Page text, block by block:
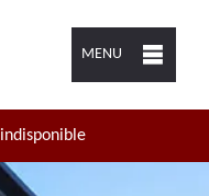
MENU
indisponible